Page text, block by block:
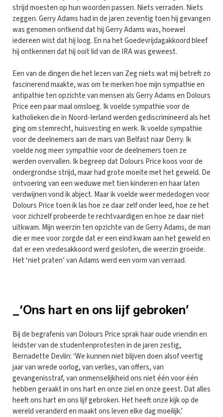
strijd moesten op hun woorden passen. Niets verraden. Niets
zeggen. Gerry Adams had in de jaren zeventig toen hij gevangen
was genomen ontkend dat hij Gerry Adams was, hoewel
iedereen wist dat hij loog. En na het Goedevrijdagakkoord bleef
hij ontkennen dat hij ooit lid van de IRA was geweest.
Een van de dingen die het lezen van Zeg niets wat mij betreft zo
fascinerend maakte, was om te merken hoe mijn sympathie en
antipathie ten opzichte van mensen als Gerry Adams en Dolours
Price een paar maal omsloeg. Ik voelde sympathie voor de
katholieken die in Noord-Ierland werden gediscrimineerd als het
ging om stemrecht, huisvesting en werk. Ik voelde sympathie
voor de deelnemers aan de mars van Belfast naar Derry. Ik
voelde nog meer sympathie voor de deelnemers toen ze
werden overvallen. Ik begreep dat Dolours Price koos voor de
ondergrondse strijd, maar had grote moeite met het geweld. De
ontvoering van een weduwe met tien kinderen en haar laten
verdwijnen vond ik abject. Maar ik voelde weer mededogen voor
Dolours Price toen ik las hoe ze daar zelf onder leed, hoe ze het
voor zichzelf probeerde te rechtvaardigen en hoe ze daar niet
uitkwam. Mijn weerzin ten opzichte van de Gerry Adams, de man
die er mee voor zorgde dat er een eind kwam aan het geweld en
dat er een vredesakkoord werd gesloten, die weerzin groeide.
Het ‘niet praten’ van Adams werd een vorm van verraad.
_‘Ons hart en ons lijf gebroken’
Bij de begrafenis van Dolours Price sprak haar oude vriendin en
leidster van de studentenprotesten in de jaren zestig,
Bernadette Devlin: ‘We kunnen niet blijven doen alsof veertig
jaar van wrede oorlog, van verlies, van offers, van
gevangenisstraf, van onmenselijkheid ons niet één voor één
hebben geraakt in ons hart en onze ziel en onze geest. Dat alles
heeft ons hart en ons lijf gebroken. Het heeft onze kijk op de
wereld veranderd en maakt ons leven elke dag moeilijk.’